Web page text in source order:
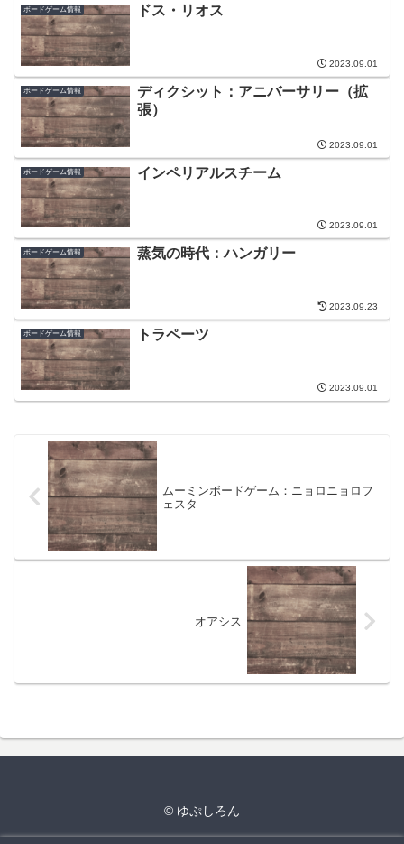
ボードゲーム情報 ドス・リオス
2023.09.01
ボードゲーム情報
ディクシット：アニバーサリー（拡
張）
2023.09.01
ボードゲーム情報 インペリアルスチーム
2023.09.01
ボードゲーム情報 蒸気の時代：ハンガリー
2023.09.23
ボードゲーム情報 トラペーツ
2023.09.01
ムーミンボードゲーム：ニョロニョロフ
ェスタ
オアシス
© ゆぷしろん